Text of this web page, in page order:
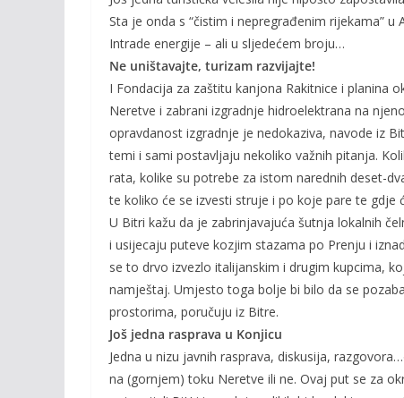
Sta je onda s “čistim i nepregrađenim rijekama”
Intrade energije – ali u sljedećem broju…
Ne uništavajte, turizam razvijajte!
I Fondacija za zaštitu kanjona Rakitnice i planina
Neretve i zabrani izgradnje hidroelektrana na
opravdanost izgradnje je nedokaziva, navode iz
temi i sami postavljaju nekoliko važnih pitanja.
rata, kolike su potrebe za istom narednih deset-
te koliko će se izvesti struje i po koje pare te gdje
U Bitri kažu da je zabrinjavajuća šutnja lokalnih
i usijecaju puteve kozjim stazama po Prenju i
se to drvo izvezlo italijanskim i drugim kupcima,
namještaj. Umjesto toga bolje bi bilo da se
prostorima, poručuju iz Bitre.
Još jedna rasprava u Konjicu
Jedna u nizu javnih rasprava, diskusija,
na (gornjem) toku Neretve ili ne. Ovaj put se za